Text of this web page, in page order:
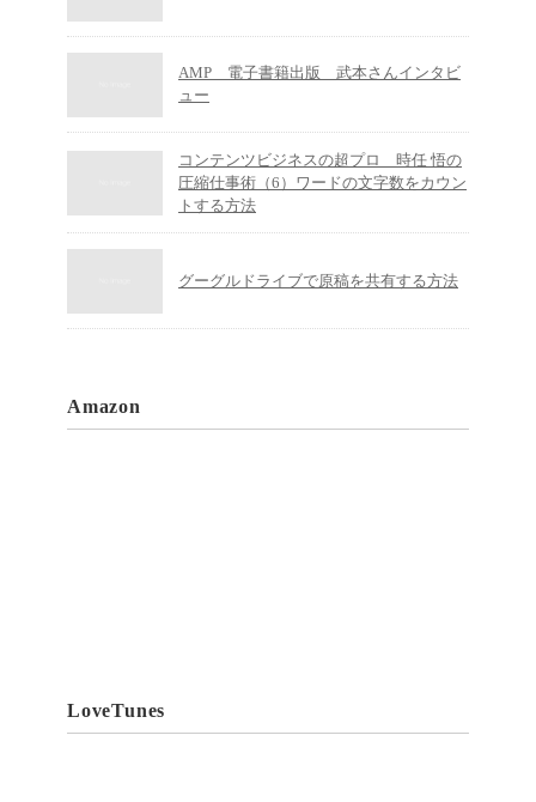
AMP 電子書籍出版 武本さんインタビ
ュー
コンテンツビジネスの超プロ 時任 悟の
圧縮仕事術（6）ワードの文字数をカウン
トする方法
グーグルドライブで原稿を共有する方法
Amazon
LoveTunes